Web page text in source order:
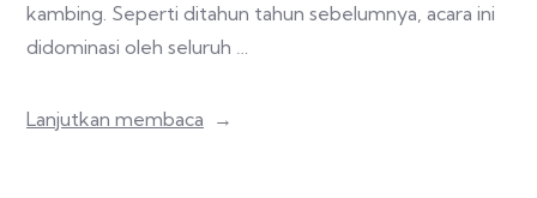
kambing. Seperti ditahun tahun sebelumnya, acara ini
didominasi oleh seluruh …
Lanjutkan membaca